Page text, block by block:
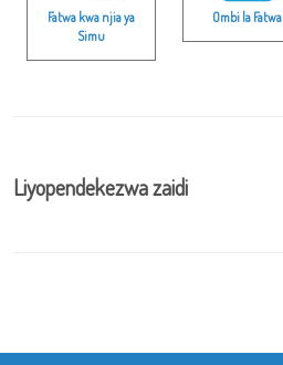
Fatwa kwa njia ya
Simu
Ombi la Fatwa
Liyopendekezwa zaidi